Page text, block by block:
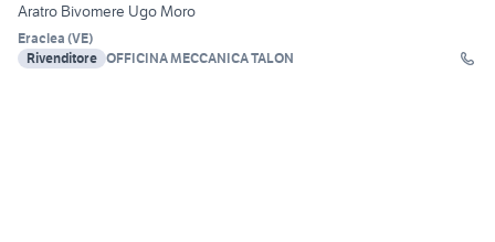
Aratro Bivomere Ugo Moro
Eraclea (VE)
Rivenditore OFFICINA MECCANICA TALON